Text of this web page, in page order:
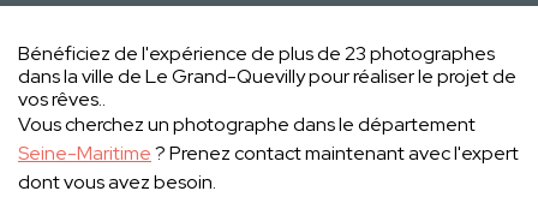
Bénéficiez de l'expérience de plus de 23 photographes
dans la ville de Le Grand-Quevilly pour réaliser le projet de
vos rêves..
Vous cherchez un photographe dans le département
Seine-Maritime? Prenez contact maintenant avec l'expert
dont vous avez besoin.